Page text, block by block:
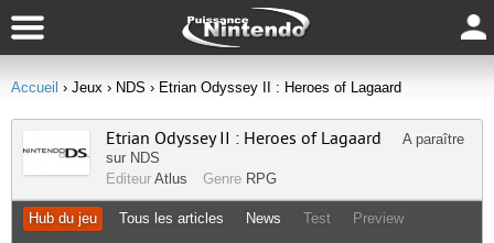
Accueil › Jeux › NDS › Etrian Odyssey II : Heroes of Lagaard
Etrian Odyssey II : Heroes of Lagaard
A paraître
sur NDS
Editeur Atlus Genre RPG
Hub du jeu Tous les articles News Test Preview